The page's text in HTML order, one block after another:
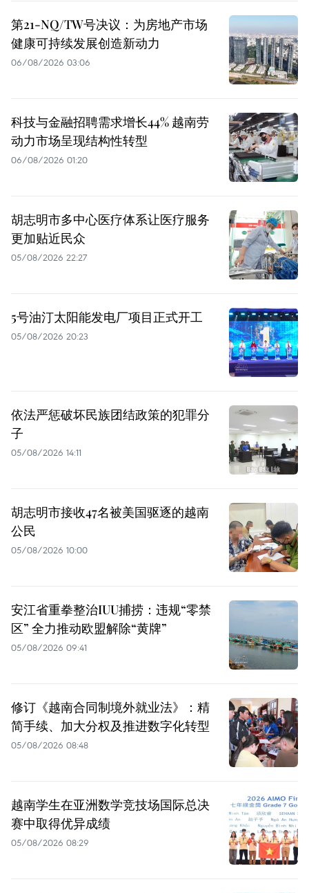
第21-NQ/TW号决议：为房地产市场
健康可持续发展创造新动力
06/08/2026 03:06
科技与金融招聘需求增长44% 越南劳
动力市场呈现结构性转型
06/08/2026 01:20
胡志明市多中心医疗体系让医疗服务
更加贴近民众
05/08/2026 22:27
5号油汀太阳能发电厂项目正式开工
05/08/2026 20:23
依法严惩破坏民族团结政策的犯罪分
子
05/08/2026 14:11
胡志明市接收47名被美国驱逐的越南
公民
05/08/2026 10:00
安江省重拳整治IUU捕捞：违规“零禁
区” 全力推动欧盟解除“黄牌”
05/08/2026 09:41
修订《越南合同制境外就业法》：精
简手续、加大分权及推进数字化转型
05/08/2026 08:48
越南学生在亚洲数学竞技场国际总决
赛中取得优异成绩
05/08/2026 08:29